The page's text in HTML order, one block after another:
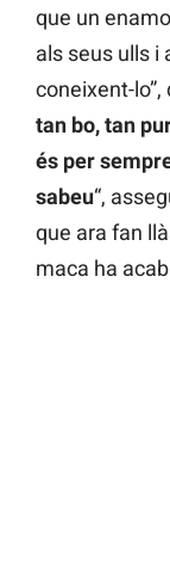
que un
als seus ulls i
coneixent-lo”,
tan bo, tan
és per
sabeu“,
que ara fan
maca ha